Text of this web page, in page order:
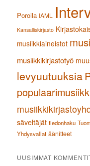
Poroila IAML
Kansalliskirjasto
musiikkiaineistot
musiikkikirjastotyö
levyuutuuksia
säveltäjät tiedonhaku
Yhdysvallat äänitteet
UUSIMMAT